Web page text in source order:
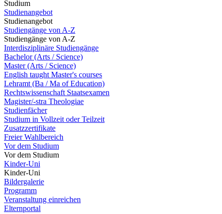
Studium
Studienangebot
Studienangebot
Studiengänge von A-Z
Studiengänge von A-Z
Interdisziplinäre Studiengänge
Bachelor (Arts / Science)
Master (Arts / Science)
English taught Master's courses
Lehramt (Ba / Ma of Education)
Rechtswissenschaft Staatsexamen
Magister/-stra Theologiae
Studienfächer
Studium in Vollzeit oder Teilzeit
Zusatzzertifikate
Freier Wahlbereich
Vor dem Studium
Vor dem Studium
Kinder-Uni
Kinder-Uni
Bildergalerie
Programm
Veranstaltung einreichen
Elternportal